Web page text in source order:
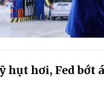
hụt hơi, Fed bớt